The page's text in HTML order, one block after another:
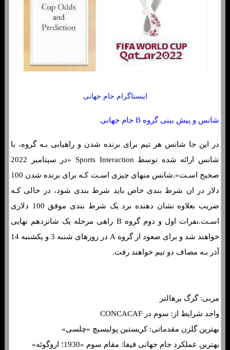
اینستاگرام جام جهانی
شانس و پیش بینی گروه B جام جهانی
در این جا شانس هر تیم برای برنده شدن و راهیابی بـه گروه، با
شانس ارائه شده توسط Sports Interaction «در سپتامبر 2022
صحیح اسـت».شانس منهای چیزی اسـت کـه برای برنده شدن 100
دلار در ان شرط بندی خاص باید شرط بندی شود، در حالی کـه
ضریب بعلاوه نشان دهنده برد یک شرط بندی موفق 100 دلاری
اسـت.نفرات اول و دوم گروه B راهی مرحله یک شانزدهم نهایی
خواهند شد و برای صعود از گروه A در روزهای شنبه 3 و یکشنبه 14
آذر بـه مصاف دو تیم خواهند رفت.
مربی: گرگ برهالتر
واجد شرایط از: سوم در CONCACAF
بهترین گلزن مقدماتی: کریستین پولیسیچ «چلسی»
بهترین عملکرد جام جهانی فیفا: مقام سوم «1930؛ اروگوئه»